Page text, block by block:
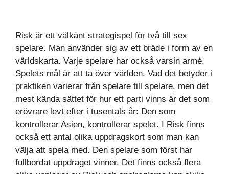
Risk är ett välkänt strategispel för två till sex
spelare. Man använder sig av ett bräde i form av en
världskarta. Varje spelare har också varsin armé.
Spelets mål är att ta över världen. Vad det betyder i
praktiken varierar från spelare till spelare, men det
mest kända sättet för hur ett parti vinns är det som
erövrare levt efter i tusentals år: Den som
kontrollerar Asien, kontrollerar spelet. I Risk finns
också ett antal olika uppdragskort som man kan
välja att spela med. Den spelare som först har
fullbordat uppdraget vinner. Det finns också flera